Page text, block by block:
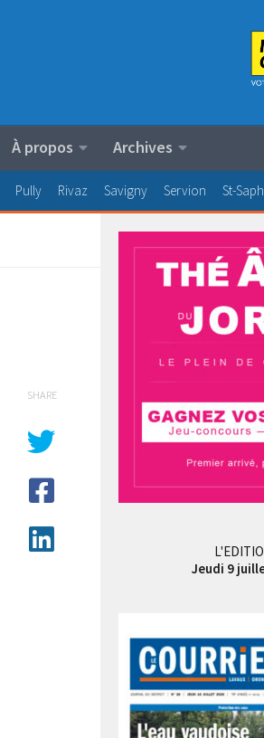
À propos Archives
Pully Rivaz Savigny Servion St-
SHARE
Jeudi 9